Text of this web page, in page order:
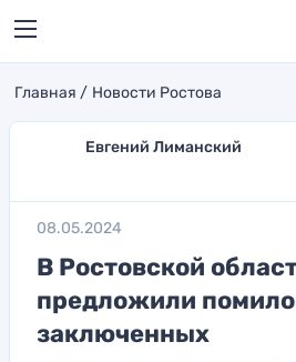
Главная Новости Ростова
Евгений Лиманский
08.05.2024
В Ростовской
предложили
заключенных